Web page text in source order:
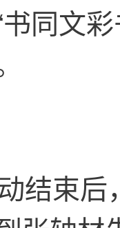
书同文
结束后